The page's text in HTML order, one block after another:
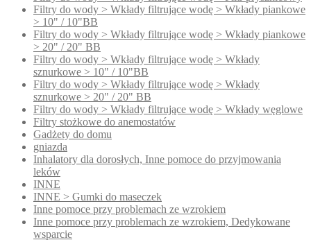
Filtry do wody > Wkłady filtrujące wodę > Wkłady piankowe
> 10" / 10"BB
Filtry do wody > Wkłady filtrujące wodę > Wkłady piankowe
> 20" / 20" BB
Filtry do wody > Wkłady filtrujące wodę > Wkłady
sznurkowe > 10" / 10"BB
Filtry do wody > Wkłady filtrujące wodę > Wkłady
sznurkowe > 20" / 20" BB
Filtry do wody > Wkłady filtrujące wodę > Wkłady węglowe
Filtry stożkowe do anemostatów
Gadżety do domu
gniazda
Inhalatory dla dorosłych, Inne pomoce do przyjmowania
leków
INNE
INNE > Gumki do maseczek
Inne pomoce przy problemach ze wzrokiem
Inne pomoce przy problemach ze wzrokiem, Dedykowane
wsparcie